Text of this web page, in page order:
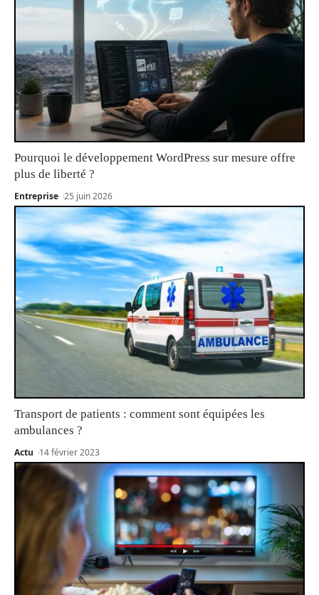
Pourquoi le développement WordPress sur mesure offre
plus de liberté ?
Entreprise 25 juin 2026
Transport de patients : comment sont équipées les
ambulances ?
Actu 14 février 2023